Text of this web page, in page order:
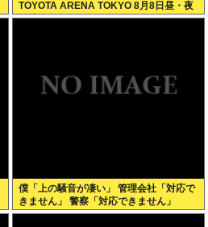
TOYOTA ARENA TOKYO 8月8日昼・夜
公演セットリス
僕「上の騒音が凄い」 管理会社「対応で
きません」 警察「対応できません」